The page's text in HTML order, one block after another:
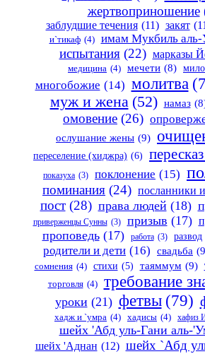
жертвоприношение
заблудшие течения (11) закят
и`тикаф (4) имам Мукбиль
испытания (22) марказы
медицина (4) мечети (8)
многобожие (14) молитва
муж и жена (52) намаз
омовение (26)
ослушание жены (9)
переселение (хиджра) (6)
показуха (3) поклонение (15)
поминания (24) посланники
пост (28) права людей (18)
приверженцы Сунны (3) призыв (17)
проповедь (17) работа (3) развод
родители и дети (16) свадьба
сомнения (4) стихи (5) таяммум (9)
торговля (4) требование
уроки (21) фетвы (79)
хадж и `умра (4) хадисы (4) хафиз
шейх 'Абд уль-Гани аль-
шейх 'Аднан (12) шейх `Абд